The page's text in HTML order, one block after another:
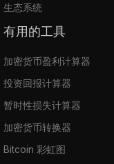
生态系统
有用的工具
加密货币盈利计算器
投资回报计算器
暂时性损失计算器
加密货币转换器
Bitcoin 彩虹图